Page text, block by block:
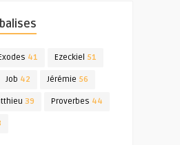
41 Ezeckiel 51
Job 42 Jérémie 56
39 Proverbes 44